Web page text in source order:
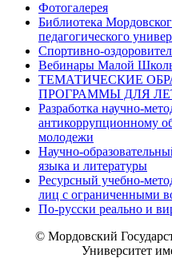
Фотогалерея
Библиотека
педагогического
Спортивно-
Вебинары Малой
ТЕМАТИЧЕСКИЕ
ПРОГРАММЫ ДЛЯ
Разработка научно-
антикоррупционному
молодежи
Научно-
языка и литературы
Ресурсный учебно-
лиц с ограниченными
По-русски реально и
© Мордовский
Университет